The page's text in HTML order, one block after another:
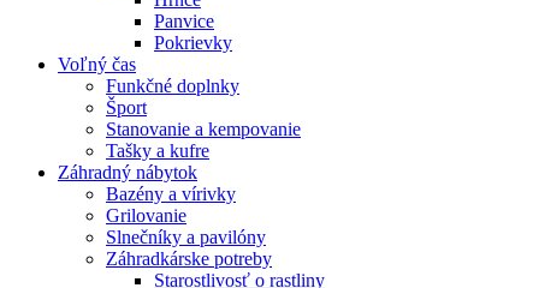
Panvice
Pokrievky
Voľný čas
Funkčné doplnky
Šport
Stanovanie a kempovanie
Tašky a kufre
Záhradný nábytok
Bazény a vírivky
Grilovanie
Slnečníky a pavilóny
Záhradkárske potreby
Starostlivosť o rastliny